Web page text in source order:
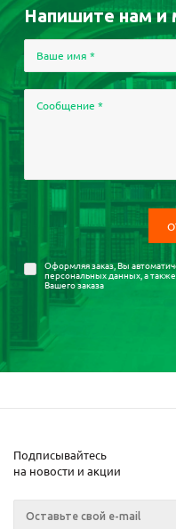
Напишите нам и
Ваше имя *
Сообщение *
Оформляя заказ, Вы
персональных данных, а
Вашего заказа
Подписывайтесь
на новости и акции